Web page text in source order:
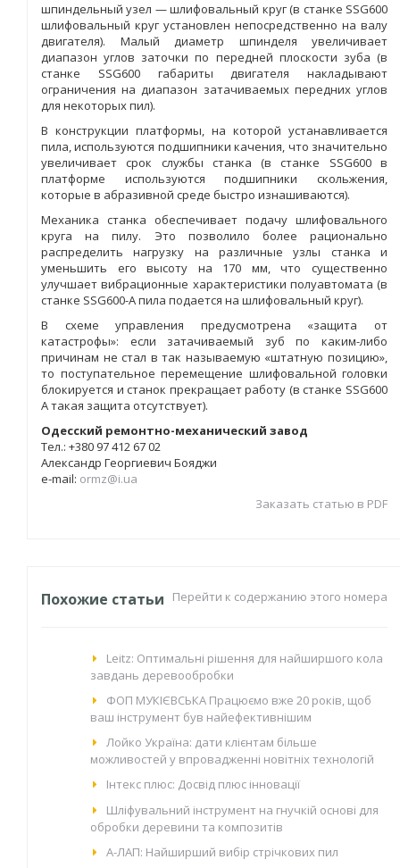
шпиндельный узел — шлифовальный круг (в станке SSG600
шлифовальный круг установлен непосредственно на валу
двигателя). Малый диаметр шпинделя увеличивает
диапазон углов заточки по передней плоскости зуба (в
станке SSG600 габариты двигателя накладывают
ограничения на диапазон затачиваемых передних углов
для некоторых пил).
В конструкции платформы, на которой устанавливается
пила, используются подшипники качения, что значительно
увеличивает срок службы станка (в станке SSG600 в
платформе используются подшипники скольжения,
которые в абразивной среде быстро изнашиваются).
Механика станка обеспечивает подачу шлифовального
круга на пилу. Это позволило более рационально
распределить нагрузку на различные узлы станка и
уменьшить его высоту на 170 мм, что существенно
улучшает вибрационные характеристики полуавтомата (в
станке SSG600-A пила подается на шлифовальный круг).
В схеме управления предусмотрена «защита от
катастрофы»: если затачиваемый зуб по каким-либо
причинам не стал в так называемую «штатную позицию»,
то поступательное перемещение шлифовальной головки
блокируется и станок прекращает работу (в станке SSG600
A такая защита отсутствует).
Одесский ремонтно-механический завод
Тел.: +380 97 412 67 02
Александр Георгиевич Бояджи
e-mail: ormz@i.ua
Заказать статью в PDF
Похожие статьи Перейти к содержанию этого номера
Leitz: Оптимальні рішення для найширшого кола
завдань деревообробки
ФОП МУКІЄВСЬКА Працюємо вже 20 років, щоб
ваш інструмент був найефективнішим
Лойко Україна: дати клієнтам більше
можливостей у впровадженні новітніх технологій
Інтекс плюс: Досвід плюс інновації
Шліфувальний інструмент на гнучкій основі для
обробки деревини та композитів
А-ЛАП: Найширший вибір стрічкових пил